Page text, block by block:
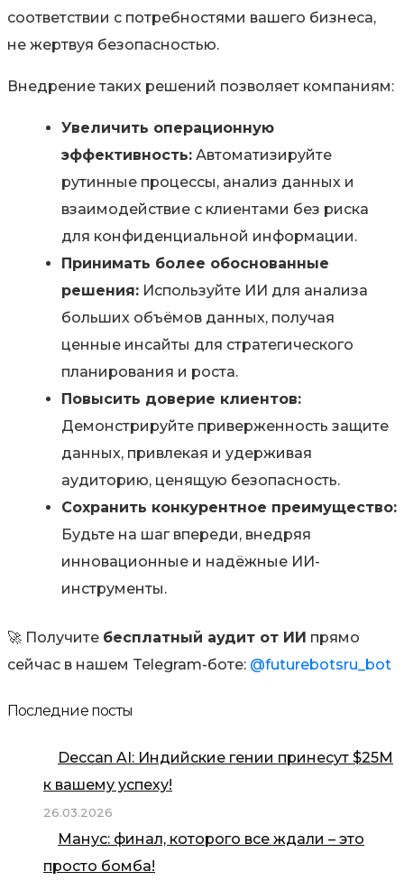
соответствии с потребностями вашего бизнеса,
не жертвуя безопасностью.
Внедрение таких решений позволяет компаниям:
Увеличить операционную
эффективность: Автоматизируйте
рутинные процессы, анализ данных и
взаимодействие с клиентами без риска
для конфиденциальной информации.
Принимать более обоснованные
решения: Используйте ИИ для анализа
больших объёмов данных, получая
ценные инсайты для стратегического
планирования и роста.
Повысить доверие клиентов:
Демонстрируйте приверженность защите
данных, привлекая и удерживая
аудиторию, ценящую безопасность.
Сохранить конкурентное преимущество:
Будьте на шаг впереди, внедряя
инновационные и надёжные ИИ-
инструменты.
🚀 Получите бесплатный аудит от ИИ прямо
сейчас в нашем Telegram-боте: @futurebotsru_bot
Последние посты
Deccan AI: Индийские гении принесут $25М
к вашему успеху!
26.03.2026
Манус: финал, которого все ждали – это
просто бомба!